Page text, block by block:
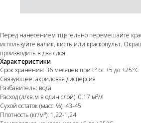
Перед нанесением тщательно перемешайте
используйте валик, кисть или краскопульт.
производить в два слоя
Характеристики
Срок хранения: 36 месяцев при t° от +5 до +25°С
Связующее: акриловая дисперсия
Разбавитель: вода
Расход (л/кв.м в один слой): 0.17 м²/л
Сухой остаток (масс. %): 43-45
Плотность (кг/м³): 1,22-1,24